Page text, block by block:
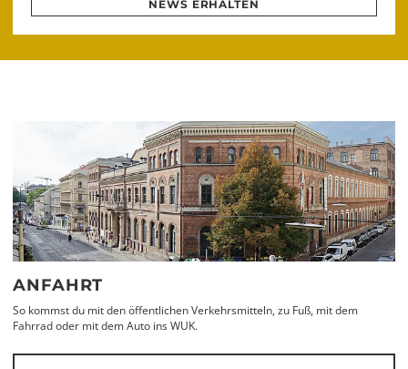
NEWS ERHALTEN
ANFAHRT
So kommst du mit den öffentlichen Verkehrsmitteln, zu Fuß, mit dem
Fahrrad oder mit dem Auto ins WUK.